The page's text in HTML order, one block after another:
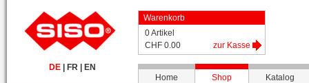
DE FR EN
Warenkorb
0 Artikel
CHF 0.00
zur Kasse
Home Shop
Katalog